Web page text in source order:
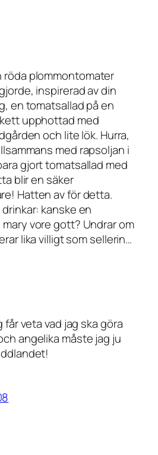
röda plommontomater
inspirerad av din
en tomatsallad på en
upphottad med
och lite lök. Hurra,
med rapsoljan i
gjort tomatsallad med
blir en säker
Hatten av för detta.
kanske en
vore gott? Undrar om
lika villigt som sellerin…
får veta vad jag ska göra
angelika måste jag ju